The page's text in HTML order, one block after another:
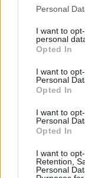
Please note that
not limited to
grant or deny
use your data
consent section.
Personal
I want to
personal
Opted In
I want to
Personal
Opted In
I want to
Personal
Opted In
I want to
Retention,
Personal
Letisztultság,
tükrözik a
meg az
részletek